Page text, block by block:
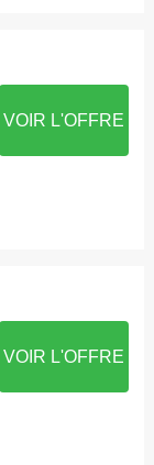
VOIR L'OFFRE
VOIR L'OFFRE